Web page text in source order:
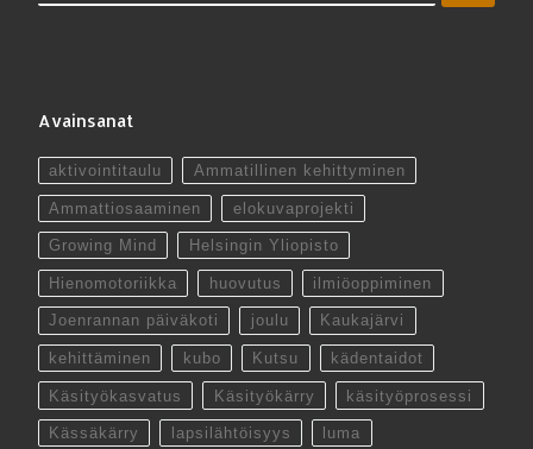
Avainsanat
aktivointitaulu Ammatillinen kehittyminen
Ammattiosaaminen elokuvaprojekti
Growing Mind Helsingin Yliopisto
Hienomotoriikka huovutus ilmiöoppiminen
Joenrannan päiväkoti joulu Kaukajärvi
kehittäminen kubo Kutsu kädentaidot
Käsityökasvatus Käsityökärry käsityöprosessi
Kässäkärry lapsilähtöisyys luma